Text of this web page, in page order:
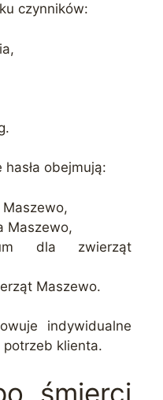
czynników:
obejmują:
Maszewo,
dla zwierząt
Maszewo.
indywidualne
klienta.
śmierci